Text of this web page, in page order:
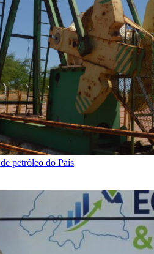
petróleo do País